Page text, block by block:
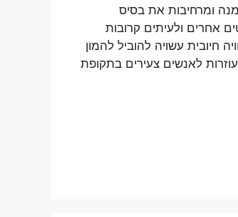
ומרחיבות את בסיס
אחרים ולעיתים קרובות
חיובית עשויה להוביל להמון
לאנשים צעירים בתקופת